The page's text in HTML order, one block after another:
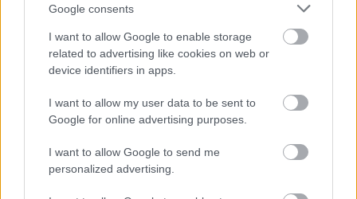
Google consents
I want to allow Google to enable storage
related to advertising like cookies on web or
device identifiers in apps.
I want to allow my user data to be sent to
Google for online advertising purposes.
I want to allow Google to send me
personalized advertising.
a történet, de aztán felpörgött és faltam az
oldalakat. Tetszett, hogy nem minden dől el a felső
körökben és a regény végével meglepett, nem ehhez
vagyok szokva a szerzőtől, de tetszett. Ismét egy jó
kis kötet kaptunk, még ha fikció is, a politikai háttér
java fedi a valóságot. Nat-et pedig nem lehet nem
kedvelni. Tisztességes veterán a mocsok közepén.
Persze ő is esendő ember, múltbeli hibákkal,
támogatással és pont ezektől igazán hiteles.